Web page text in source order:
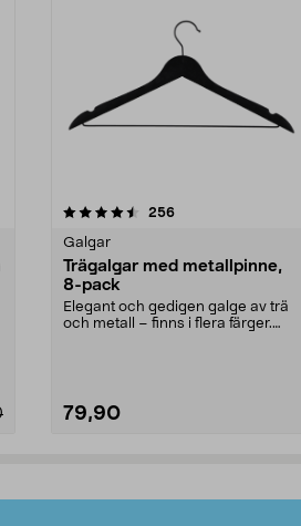
256recensioner
Galgar
Trägalgar med metallpinne,
8-pack
Elegant och gedigen galge av trä
och metall – finns i flera färger.
79,90
4.0av 5 stjärnor